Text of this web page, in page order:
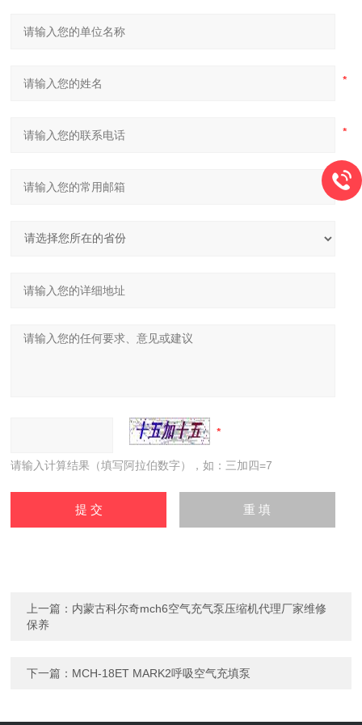
请输入计算结果（填写阿拉伯数字），如：三加四=7
上一篇： 内蒙古科尔奇mch6空气充气泵压缩机代理厂家维修
保养
下一篇： MCH-18ET MARK2呼吸空气充填泵